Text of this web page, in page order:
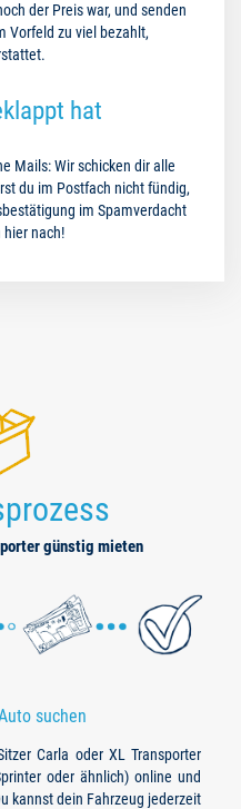
der Preis war, und senden
Vorfeld zu viel bezahlt,
hat
Mails: Wir schicken dir alle
du im Postfach nicht fündig,
im Spamverdacht
hier nach!
günstig mieten
suchen
Carla oder XL Transporter
oder ähnlich) online und
kannst dein Fahrzeug jederzeit